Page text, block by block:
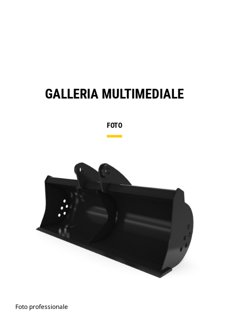
GALLERIA MULTIMEDIALE
FOTO
Foto professionale